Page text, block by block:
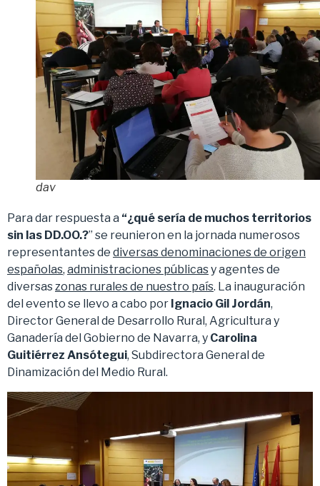
dav
Para dar respuesta a “¿qué sería de muchos territorios
sin las DD.OO.?” se reunieron en la jornada numerosos
representantes de diversas denominaciones de origen
españolas, administraciones públicasy agentes de
diversaszonas rurales de nuestro país. La inauguración
del evento se llevo a cabo por Ignacio Gil Jordán,
Director General de Desarrollo Rural, Agricultura y
Ganadería del Gobierno de Navarra, y Carolina
Guitiérrez Ansótegui, Subdirectora General de
Dinamización del Medio Rural.